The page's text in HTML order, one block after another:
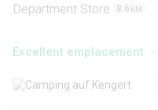
Department Store 8.6 KM
Excellent emplacement -